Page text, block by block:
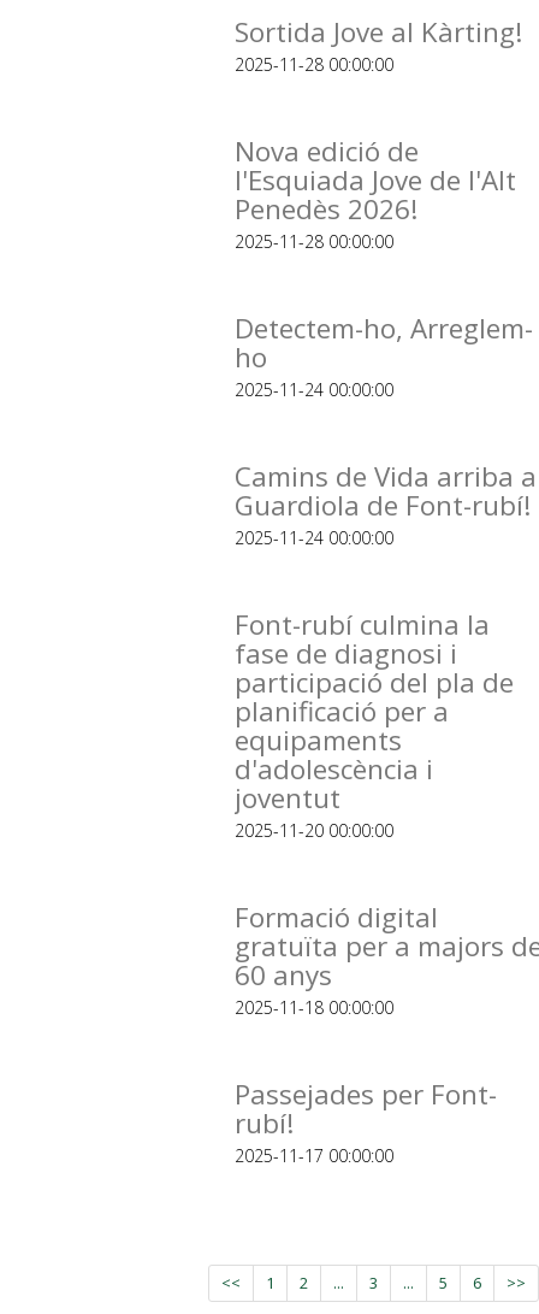
Sortida Jove al Kàrting!
2025-11-28 00:00:00
Nova edició de
l'Esquiada Jove de l'Alt
Penedès 2026!
2025-11-28 00:00:00
Detectem-ho, Arreglem-
ho
2025-11-24 00:00:00
Camins de Vida arriba a
Guardiola de Font-rubí!
2025-11-24 00:00:00
Font-rubí culmina la
fase de diagnosi i
participació del pla de
planificació per a
equipaments
d'adolescència i
joventut
2025-11-20 00:00:00
Formació digital
gratuïta per a majors
60 anys
2025-11-18 00:00:00
Passejades per Font-
rubí!
2025-11-17 00:00:00
<< 1 2 ... 3 ... 5 6 >>